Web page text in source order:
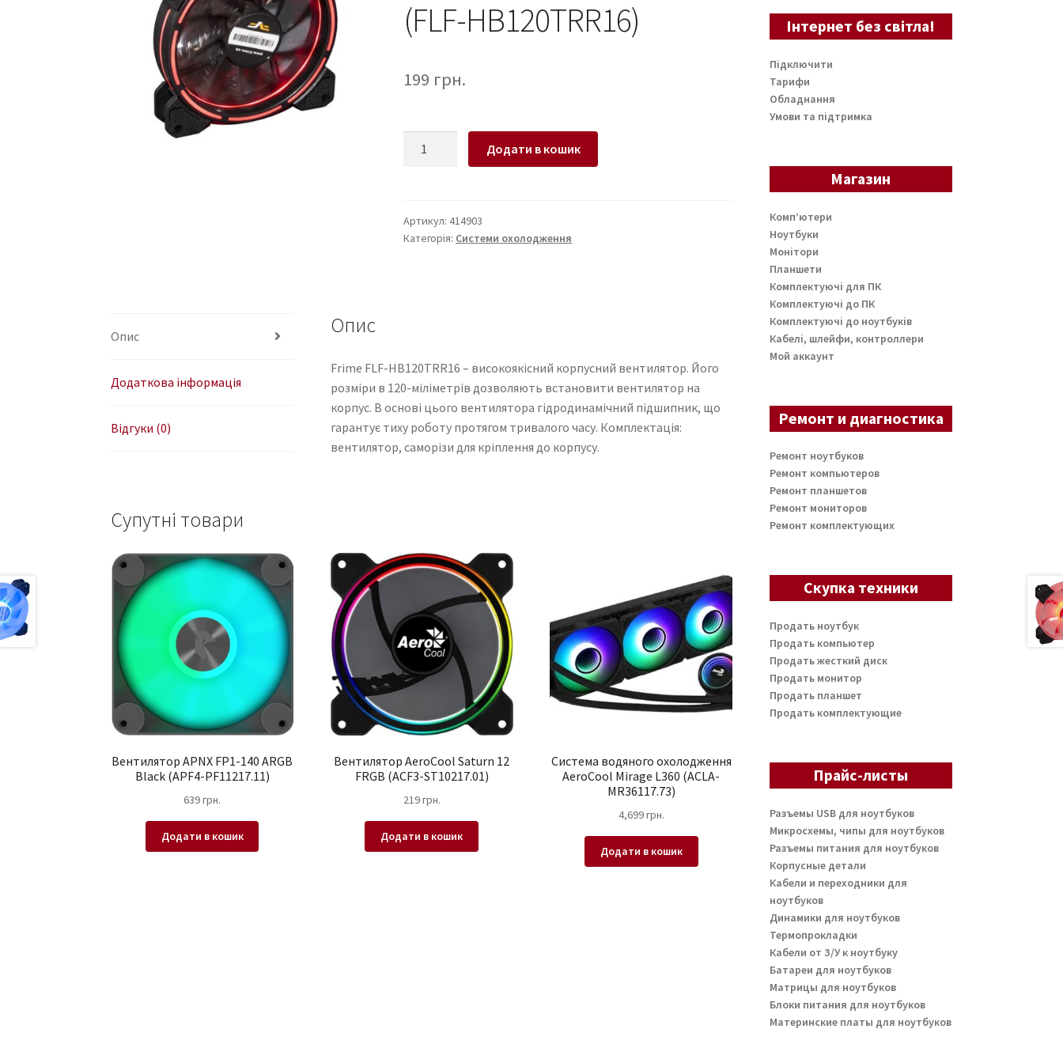
(FLF-HB120TRR16)
199 грн.
Fan
Think
Додати в кошик
Артикул:414903
Категорія: Системи охолодження
Опис
Додаткова інформація
Відгуки (0)
Опис
Frime FLF-HB120TRR16 – високоякісний корпусний вентилятор. Його
розміри в 120-міліметрів дозволяють встановити вентилятор на
корпус. В основі цього вентилятора гідродинамічний підшипник, що
гарантує тиху роботу протягом тривалого часу. Комплектація:
вентилятор, саморізи для кріплення до корпусу.
Супутні товари
Вентилятор APNX FP1-140 ARGB
Black (APF4-PF11217.11)
639грн.
Додати в кошик
Вентилятор AeroCool Saturn 12
FRGB (ACF3-ST10217.01)
219грн.
Додати в кошик
Система водяного охолодження
AeroCool Mirage L360 (ACLA-
MR36117.73)
4,699грн.
Додати в кошик
Інтернет без світла!
Підключити
Тарифи
Обладнання
Умови та підтримка
Магазин
Комп’ютери
Ноутбуки
Монітори
Планшети
Комплектуючі для ПК
Комплектуючі до ПК
Комплектуючі до ноутбуків
Кабелі, шлейфи, контроллери
Мой аккаунт
Ремонт и диагностика
Ремонт ноутбуков
Ремонт компьютеров
Ремонт планшетов
Ремонт мониторов
Ремонт комплектующих
Скупка техники
Продать ноутбук
Продать компьютер
Продать жесткий диск
Продать монитор
Продать планшет
Продать комплектующие
Прайс-листы
Разъемы USB для ноутбуков
Микросхемы, чипы для ноутбуков
Разъемы питания для ноутбуков
Корпусные детали
Кабели и переходники для
ноутбуков
Динамики для ноутбуков
Термопрокладки
Кабели от З/У к ноутбуку
Батареи для ноутбуков
Матрицы для ноутбуков
Блоки питания для ноутбуков
Материнские платы для ноутбуков